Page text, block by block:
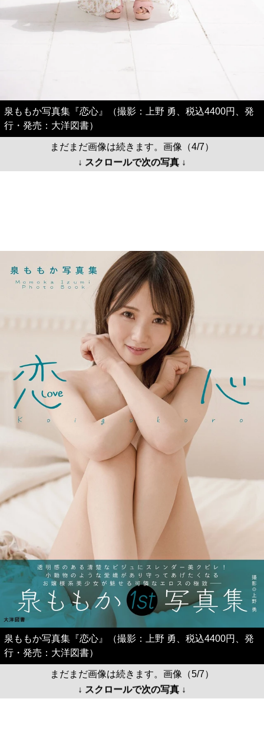
泉ももか写真集『恋心』（撮影：上野 勇、税込4400円、発
行・発売：大洋図書）
まだまだ画像は続きます。画像（4/7）
↓ スクロールで次の写真 ↓
泉ももか写真集『恋心』（撮影：上野 勇、税込4400円、発
行・発売：大洋図書）
まだまだ画像は続きます。画像（5/7）
↓ スクロールで次の写真 ↓